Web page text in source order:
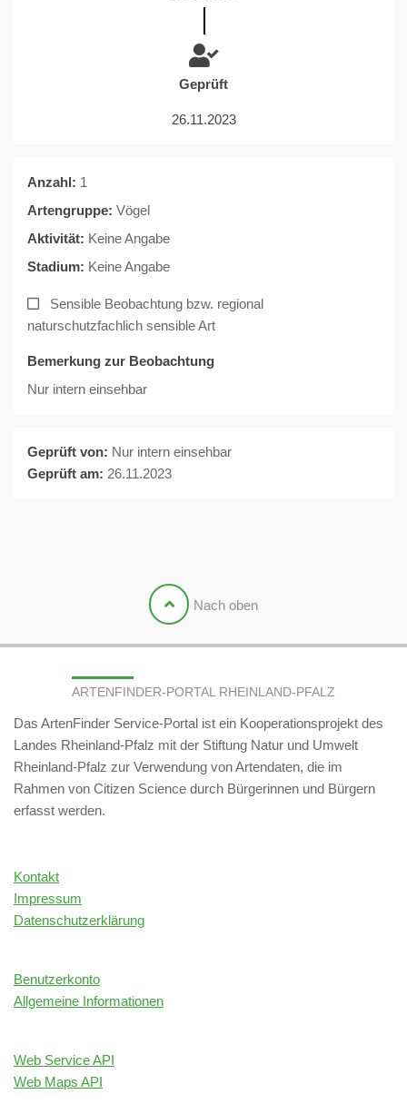
Geprüft
26.11.2023
Anzahl: 1
Artengruppe: Vögel
Aktivität: Keine Angabe
Stadium: Keine Angabe
Sensible Beobachtung bzw. regional
naturschutzfachlich sensible Art
Bemerkung zur Beobachtung
Nur intern einsehbar
Geprüft von: Nur intern einsehbar
Geprüft am: 26.11.2023
Nach oben
ARTENFINDER-PORTAL RHEINLAND-PFALZ
Das ArtenFinder Service-Portal ist ein Kooperationsprojekt des
Landes Rheinland-Pfalz mit der Stiftung Natur und Umwelt
Rheinland-Pfalz zur Verwendung von Artendaten, die im
Rahmen von Citizen Science durch Bürgerinnen und Bürgern
erfasst werden.
Kontakt
Impressum
Datenschutzerklärung
Benutzerkonto
Allgemeine Informationen
Web Service API
Web Maps API